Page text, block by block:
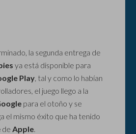
la segunda entrega de
ya está disponible para
Play, tal y como lo habían
el juego llego a la
para el otoño y se
el mismo éxito que ha tenido
deApple.